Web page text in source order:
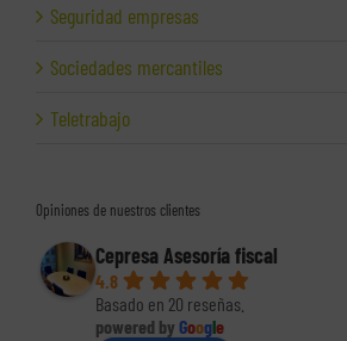
Seguridad empresas
Sociedades mercantiles
Teletrabajo
Opiniones de nuestros clientes
Cepresa Asesoría fiscal
4.8
Basado en 20 reseñas.
powered by Google